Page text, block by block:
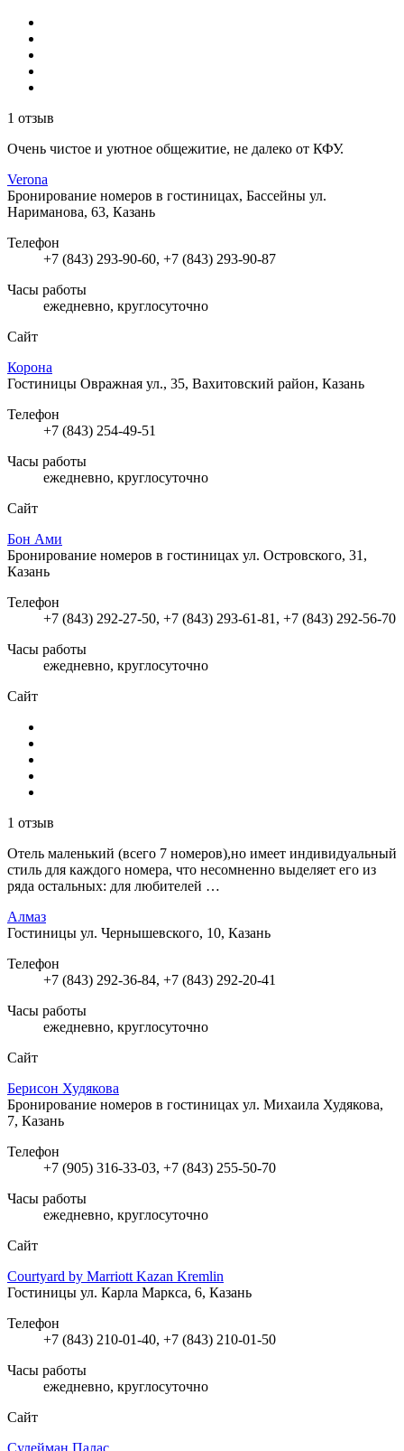
1 отзыв
Очень чистое и уютное общежитие, не далеко от КФУ.
Verona
Бронирование номеров в гостиницах, Бассейны ул.
Нариманова, 63, Казань
Телефон
+7 (843) 293-90-60, +7 (843) 293-90-87
Часы работы
ежедневно, круглосуточно
Сайт
Корона
Гостиницы Овражная ул., 35, Вахитовский район, Казань
Телефон
+7 (843) 254-49-51
Часы работы
ежедневно, круглосуточно
Сайт
Бон Ами
Бронирование номеров в гостиницах ул. Островского, 31,
Казань
Телефон
+7 (843) 292-27-50, +7 (843) 293-61-81, +7 (843) 292-56-70
Часы работы
ежедневно, круглосуточно
Сайт
1 отзыв
Отель маленький (всего 7 номеров),но имеет индивидуальный
стиль для каждого номера, что несомненно выделяет его из
ряда остальных: для любителей …
Алмаз
Гостиницы ул. Чернышевского, 10, Казань
Телефон
+7 (843) 292-36-84, +7 (843) 292-20-41
Часы работы
ежедневно, круглосуточно
Сайт
Берисон Худякова
Бронирование номеров в гостиницах ул. Михаила Худякова,
7, Казань
Телефон
+7 (905) 316-33-03, +7 (843) 255-50-70
Часы работы
ежедневно, круглосуточно
Сайт
Courtyard by Marriott Kazan Kremlin
Гостиницы ул. Карла Маркса, 6, Казань
Телефон
+7 (843) 210-01-40, +7 (843) 210-01-50
Часы работы
ежедневно, круглосуточно
Сайт
Сулейман Палас